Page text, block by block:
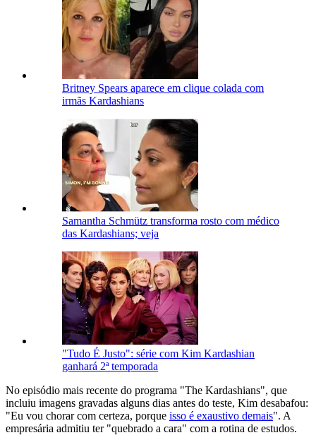
Britney Spears aparece em clique colada com
irmãs Kardashians
Samantha Schmütz transforma rosto com médico
das Kardashians; veja
"Tudo É Justo": série com Kim Kardashian
ganhará 2ª temporada
No episódio mais recente do programa "The Kardashians", que
incluiu imagens gravadas alguns dias antes do teste, Kim desabafou:
"Eu vou chorar com certeza, porque isso é exaustivo demais". A
empresária admitiu ter "quebrado a cara" com a rotina de estudos.